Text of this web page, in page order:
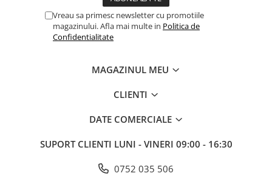
Vreau sa primesc newsletter cu promotiile
magazinului. Afla mai multe in Politica de
Confidentialitate
MAGAZINUL MEU
CLIENTI
DATE COMERCIALE
SUPORT CLIENTI LUNI - VINERI 09:00 - 16:30
0752 035 506